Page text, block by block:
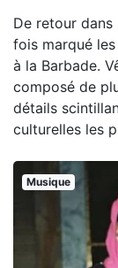
De retour dans
fois marqué
à la Barbade.
composé de
détails
culturelles les
Musique